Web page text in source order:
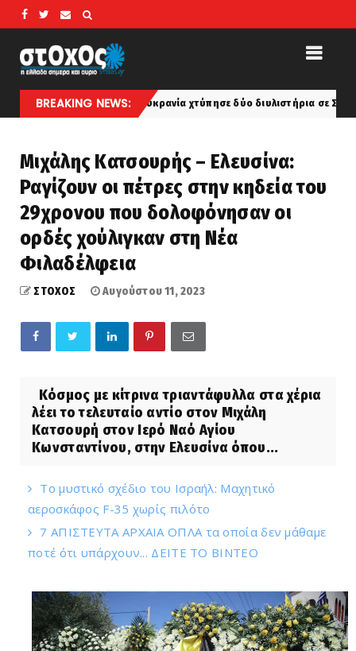
BREAKING NEWS:
Η Ουκρανία χτύπησε δύο διυλιστήρια σε Σαμάρα και
Μιχάλης Κατσουρής – Ελευσίνα:
Ραγίζουν οι πέτρες στην κηδεία του
29χρονου που δολοφόνησαν οι
ορδές χούλιγκαν στη Νέα
Φιλαδέλφεια
ΣΤΟΧΟΣ Αυγούστου 11, 2023
Κόσμος με κίτρινα τριαντάφυλλα στα χέρια
λέει το τελευταίο αντίο στον Μιχάλη
Κατσουρή στον Ιερό Ναό Αγίου
Κωνσταντίνου, στην Ελευσίνα όπου...
Το μυστικό σχέδιο του Ισραήλ: Μαχητικό
αεροσκάφος F-35 χωρίς πιλότο
7 ΑΠΙΣΤΕΥΤΑ ΑΡΧΑΙΑ ΟΠΛΑ τα οποία δεν μάθαμε
ποτέ ότι υπάρχουν... ΔΕΙΤΕ ΤΟ ΒΙΝΤΕΟ